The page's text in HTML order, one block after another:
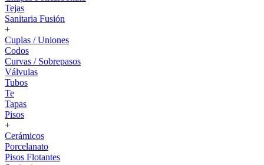
Tejas
Sanitaria Fusión
+
Cuplas / Uniones
Codos
Curvas / Sobrepasos
Válvulas
Tubos
Te
Tapas
Pisos
+
Cerámicos
Porcelanato
Pisos Flotantes